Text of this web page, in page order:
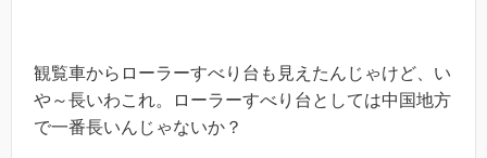
観覧車からローラーすべり台も見えたんじゃけど、い
や～長いわこれ。ローラーすべり台としては中国地方
で一番長いんじゃないか？